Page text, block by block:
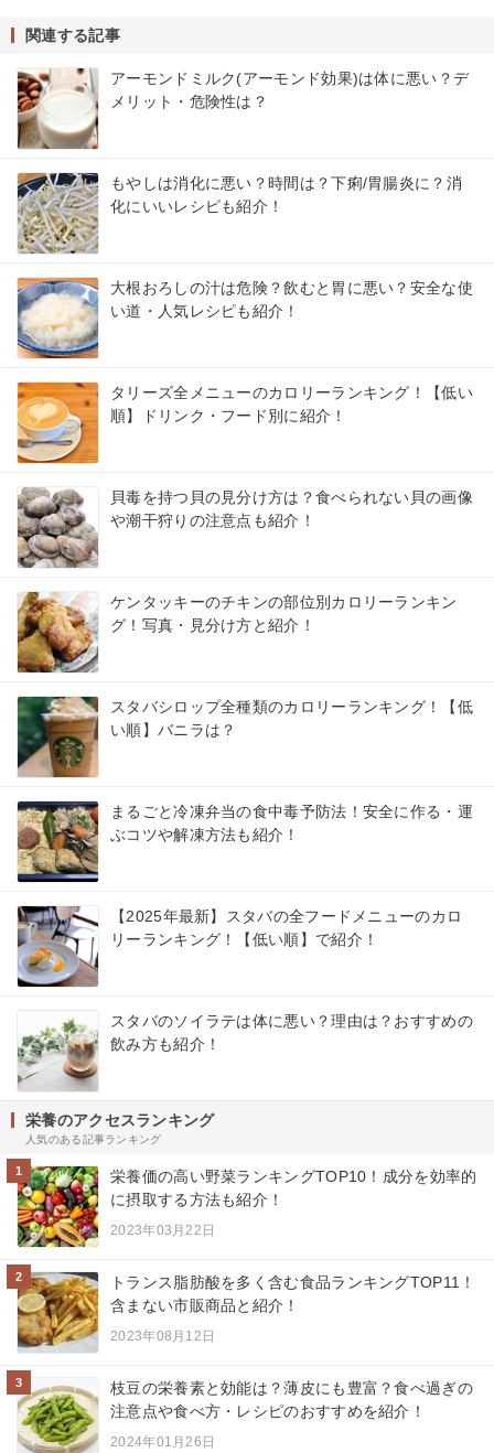
関連する記事
アーモンドミルク(アーモンド効果)は体に悪い？デ
メリット・危険性は？
もやしは消化に悪い？時間は？下痢/胃腸炎に？消
化にいいレシピも紹介！
大根おろしの汁は危険？飲むと胃に悪い？安全な使
い道・人気レシピも紹介！
タリーズ全メニューのカロリーランキング！【低い
順】ドリンク・フード別に紹介！
貝毒を持つ貝の見分け方は？食べられない貝の画像
や潮干狩りの注意点も紹介！
ケンタッキーのチキンの部位別カロリーランキン
グ！写真・見分け方と紹介！
スタバシロップ全種類のカロリーランキング！【低
い順】バニラは？
まるごと冷凍弁当の食中毒予防法！安全に作る・運
ぶコツや解凍方法も紹介！
【2025年最新】スタバの全フードメニューのカロ
リーランキング！【低い順】で紹介！
スタバのソイラテは体に悪い？理由は？おすすめの
飲み方も紹介！
栄養のアクセスランキング
人気のある記事ランキング
1
栄養価の高い野菜ランキングTOP10！成分を効率的
に摂取する方法も紹介！
2023年03月22日
2
トランス脂肪酸を多く含む食品ランキングTOP11！
含まない市販商品と紹介！
2023年08月12日
3
枝豆の栄養素と効能は？薄皮にも豊富？食べ過ぎの
注意点や食べ方・レシピのおすすめを紹介！
2024年01月26日